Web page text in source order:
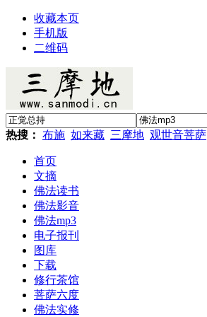
收藏本页
手机版
二维码
热搜： 布施 如来藏 三摩地 观世音菩萨
首页
文摘
佛法读书
佛法影音
佛法mp3
电子报刊
图库
下载
修行茶馆
菩萨六度
佛法实修